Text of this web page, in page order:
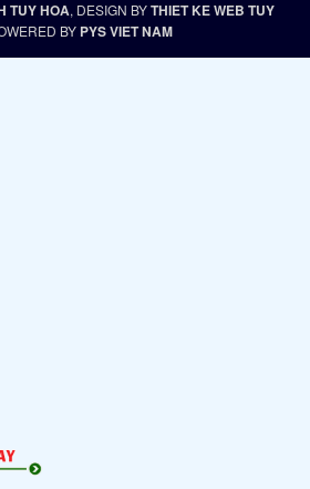
TUY HOA, DESIGN BYTHIET KE WEB TUY
BY PYS VIET NAM